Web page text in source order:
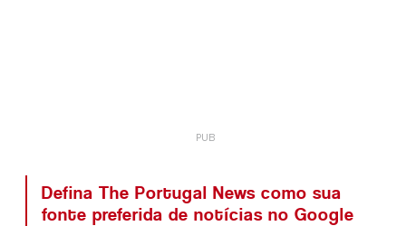
Defina The Portugal News como sua
fonte preferida de notícias no Google